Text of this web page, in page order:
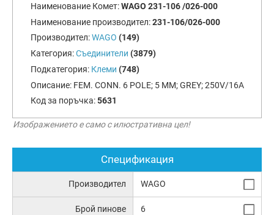
Наименование Комет:WAGO 231-106 /026-000
Наименование производител:231-106/026-000
Производител:WAGO (149)
Категория:Съединители (3879)
Подкатегория: Клеми (748)
Описание: FEM. CONN. 6 POLE; 5 MM; GREY; 250V/16A
Код за поръчка:5631
Изображението е само с илюстративна цел!
Спецификация
Производител WAGO
Брой пинове 6